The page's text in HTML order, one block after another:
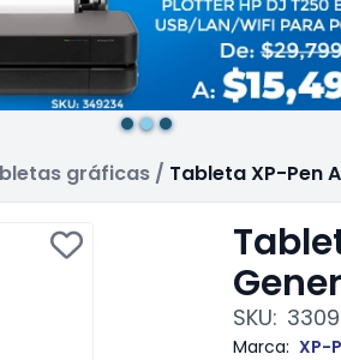
gráficas / Tableta XP-Pen
SKU:
Marca: XP-